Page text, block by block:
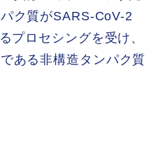
ク質がSARS-CoV-2
プロセシングを受け、
ある非構造タンパク質